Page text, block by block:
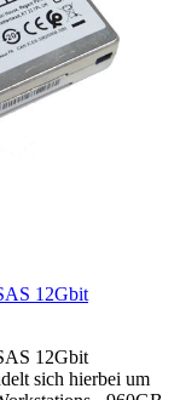
12Gbit
12Gbit
sich hierbei um